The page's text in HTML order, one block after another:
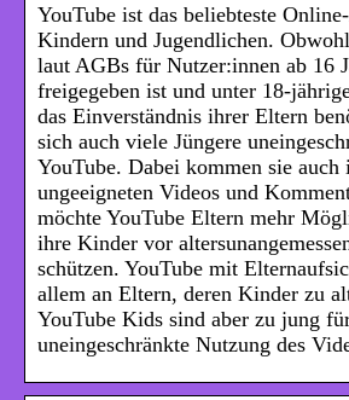
YouTube ist das beliebteste
Kindern und Jugendlichen.
laut AGBs für Nutzer:innen ab 16
freigegeben ist und unter 18-
das Einverständnis ihrer Eltern
sich auch viele Jüngere
YouTube. Dabei kommen sie
ungeeigneten Videos und
möchte YouTube Eltern mehr
ihre Kinder vor
schützen. YouTube mit
allem an Eltern, deren Kinder zu
YouTube Kids sind aber zu jung
uneingeschränkte Nutzung des